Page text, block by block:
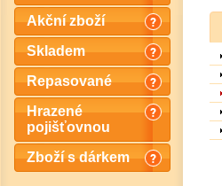
Akční zboží
Skladem
Repasované
Hrazené
pojišťovnou
Zboží s dárkem